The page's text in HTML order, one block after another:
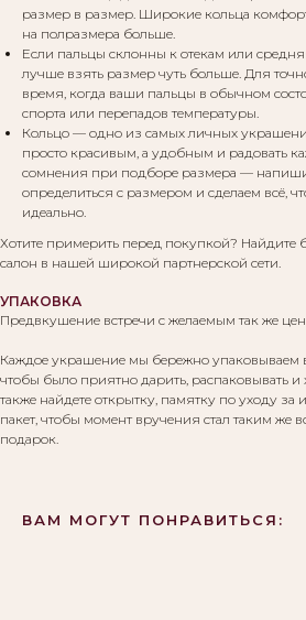
размер в размер. Широкие кольца
на полразмера больше.
Если пальцы склонны к отекам или
лучше взять размер чуть больше. Для
время, когда ваши пальцы в обычном
спорта или перепадов температуры.
Кольцо — одно из самых личных
просто красивым, а удобным и радовать
сомнения при подборе размера —
определиться с размером и сделаем всё,
идеально.
Хотите примерить перед покупкой?
салон в нашей широкой партнерской сети.
УПАКОВКА
Предвкушение встречи с желаемым так же
Каждое украшение мы бережно
чтобы было приятно дарить, распаковывать
также найдете открытку, памятку по уходу
пакет, чтобы момент вручения стал таким же
подарок.
ВАМ МОГУТ ПОНРАВИТЬСЯ:
Вам могут